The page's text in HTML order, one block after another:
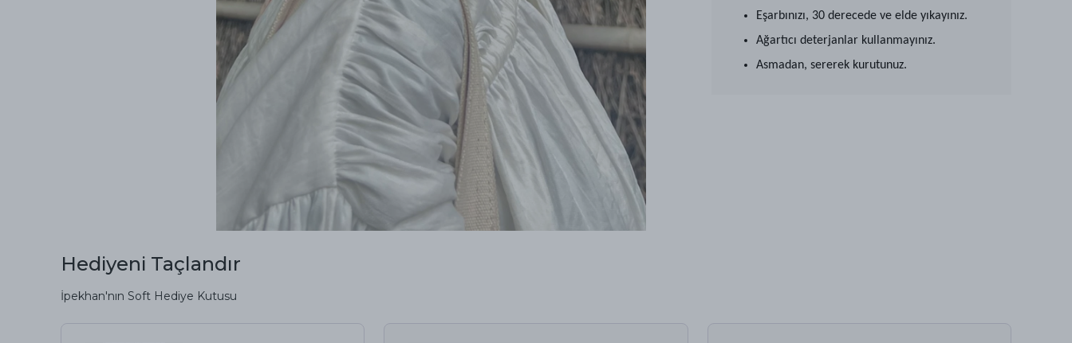
Eşarbınızı, 30 derecede ve elde yıkayınız.
Ağartıcı deterjanlar kullanmayınız.
Asmadan, sererek kurutunuz.
Hediyeni Taçlandır
İpekhan'nın Soft Hediye Kutusu